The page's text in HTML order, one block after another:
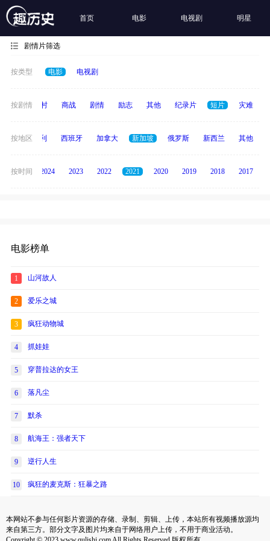
首页 电影 电视剧 明星
剧情片筛选
按类型 电影 电视剧
按剧情
历史 乡村 商战 剧情 励志 其他 纪录片 短片 灾难
按地区
度 意大利 西班牙 加拿大 新加坡 俄罗斯 新西兰 其他
按时间
2025 2024 2023 2022 2021 2020 2019 2018 2017
电影榜单
1 山河故人
2 爱乐之城
3 疯狂动物城
4 抓娃娃
5 穿普拉达的女王
6 落凡尘
7 默杀
8 航海王：强者天下
9 逆行人生
10 疯狂的麦克斯：狂暴之路
本网站不参与任何影片资源的存储、录制、剪辑、上传，本站所有视频播放源均
来自第三方。部分文字及图片均来自于网络用户上传，不用于商业活动。